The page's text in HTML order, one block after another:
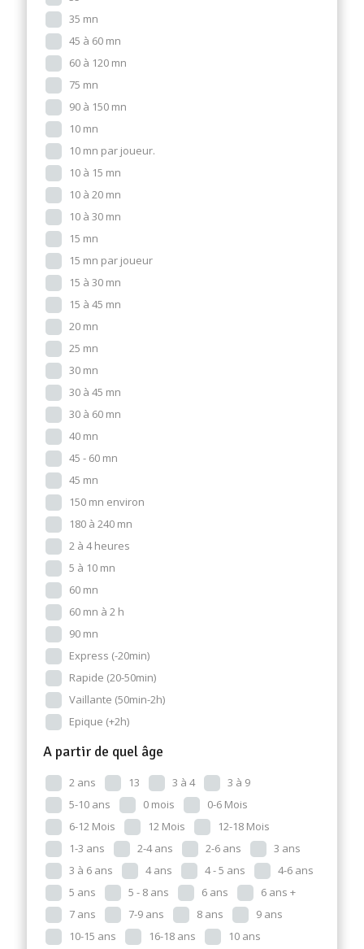
35 mn
45 à 60 mn
60 à 120 mn
75 mn
90 à 150 mn
10 mn
10 mn par joueur.
10 à 15 mn
10 à 20 mn
10 à 30 mn
15 mn
15 mn par joueur
15 à 30 mn
15 à 45 mn
20 mn
25 mn
30 mn
30 à 45 mn
30 à 60 mn
40 mn
45 - 60 mn
45 mn
150 mn environ
180 à 240 mn
2 à 4 heures
5 à 10 mn
60 mn
60 mn à 2 h
90 mn
Express (-20min)
Rapide (20-50min)
Vaillante (50min-2h)
Epique (+2h)
A partir de quel âge
2 ans 13 3 à 4
3 à 9
5-10 ans
0 mois
0-6 Mois
6-12 Mois
12 Mois
12-18 Mois
1-3 ans
2-4 ans 2-6 ans
3 ans
3 à 6 ans
4 ans 4 - 5 ans
4-6 ans
5 ans
5 - 8 ans 6 ans
6 ans +
7 ans
7-9 ans 8 ans
9 ans
10-15 ans
16-18 ans
10 ans